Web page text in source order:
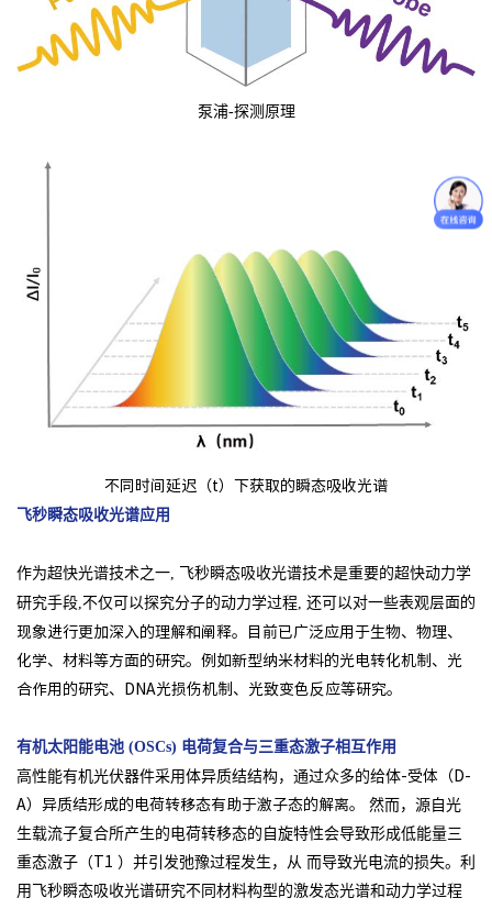
泵浦-探测原理
不同时间延迟（t）下获取的瞬态吸收光谱
飞秒瞬态吸收光谱应用
作为超快光谱技术之一, 飞秒瞬态吸收光谱技术是重要的超快动力学
研究手段,不仅可以探究分子的动力学过程, 还可以对一些表观层面的
现象进行更加深入的理解和阐释。目前已广泛应用于生物、物理、
化学、材料等方面的研究。例如新型纳米材料的光电转化机制、光
合作用的研究、DNA光损伤机制、光致变色反应等研究。
有机太阳能电池 (OSCs) 电荷复合与三重态激子相互作用
高性能有机光伏器件采用体异质结结构，通过众多的给体-受体（D-
A）异质结形成的电荷转移态有助于激子态的解离。 然而，源自光
生载流子复合所产生的电荷转移态的自旋特性会导致形成低能量三
重态激子（T1 ）并引发弛豫过程发生，从 而导致光电流的损失。利
用飞秒瞬态吸收光谱研究不同材料构型的激发态光谱和动力学过程